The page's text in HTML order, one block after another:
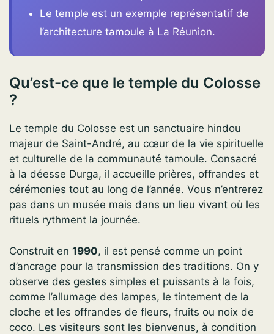
Le temple est un exemple représentatif de
l’architecture tamoule à La Réunion.
Qu’est-ce que le temple du Colosse
?
Le temple du Colosse est un sanctuaire hindou
majeur de Saint-André, au cœur de la vie spirituelle
et culturelle de la communauté tamoule. Consacré
à la déesse Durga, il accueille prières, offrandes et
cérémonies tout au long de l’année. Vous n’entrerez
pas dans un musée mais dans un lieu vivant où les
rituels rythment la journée.
Construit en 1990, il est pensé comme un point
d’ancrage pour la transmission des traditions. On y
observe des gestes simples et puissants à la fois,
comme l’allumage des lampes, le tintement de la
cloche et les offrandes de fleurs, fruits ou noix de
coco. Les visiteurs sont les bienvenus, à condition